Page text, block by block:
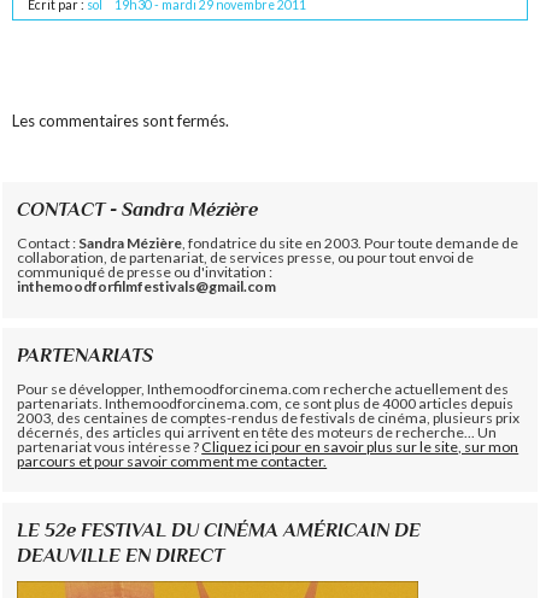
Écrit par : sol 19h30- mardi 29 novembre 2011
Les commentaires sont fermés.
CONTACT - Sandra Mézière
Contact : Sandra Mézière , fondatrice du site en 2003. Pour toute demande de
collaboration, de partenariat, de services presse, ou pour tout envoi de
communiqué de presse ou d'invitation :
inthemoodforfilmfestivals@gmail.com
PARTENARIATS
Pour se développer, Inthemoodforcinema.com recherche actuellement des
partenariats. Inthemoodforcinema.com, ce sont plus de 4000 articles depuis
2003, des centaines de comptes-rendus de festivals de cinéma, plusieurs prix
décernés, des articles qui arrivent en tête des moteurs de recherche... Un
partenariat vous intéresse ?Cliquez ici pour en savoir plus sur le site, sur mon
parcours et pour savoir comment me contacter.
LE 52e FESTIVAL DU CINÉMA AMÉRICAIN DE
DEAUVILLE EN DIRECT